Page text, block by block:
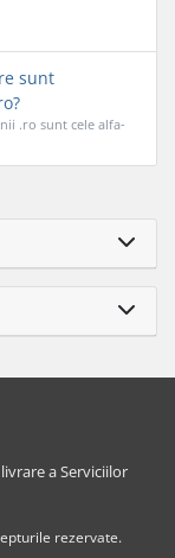
sunt
.ro sunt cele alfa-
a Serviciilor
rezervate.